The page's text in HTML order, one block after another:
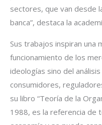
sectores, que van desde
banca”, destaca la
Sus trabajos inspiran una
funcionamiento de los
ideologías sino del
consumidores,
su libro “Teoría de la
1988, es la referencia de